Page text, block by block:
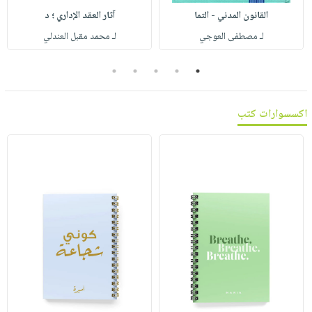
صابون
أطفال
مناسبات
فيديوهات
أسئلة
يتكرر
خدمات
نيل
وفرات
تواصل
التسوق
الإصدارات
القانون المدني - التما
لـ مصطفى العوجي
آثار العقد الإداري ؛ د
لـ محمد مقبل العندلي
1
2
3
4
5
اكسسوارات كتب